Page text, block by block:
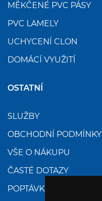
MĚKČENÉ PVC PÁSY
PVC LAMELY
UCHYCENÍ CLON
DOMÁCÍ VYUŽITÍ
OSTATNÍ
SLUŽBY
OBCHODNÍ PODMÍNKY
VŠE O NÁKUPU
ČASTÉ DOTAZY
POPTÁVKA